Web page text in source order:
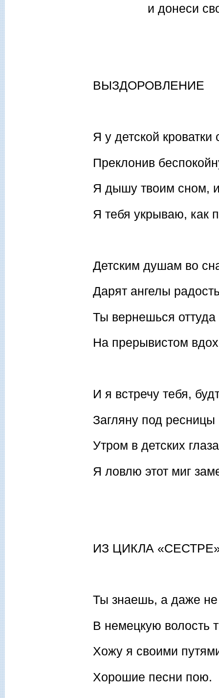
и донеси свой
ВЫЗДОРОВЛЕНИЕ
Я у детской
Преклонив
Я дышу твоим сном,
Я тебя укрываю, как
Детским душам во
Дарят ангелы
Ты вернешься оттуда
На прерывистом
И я встречу тебя,
Загляну под
Утром в детских
Я ловлю этот миг
ИЗ ЦИКЛА
Ты знаешь, а даже не
В немецкую волость
Хожу я своими
Хорошие песни пою.